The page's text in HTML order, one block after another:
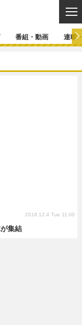
番組・動画 連載
集結
2018.12.4 Tue 11:00